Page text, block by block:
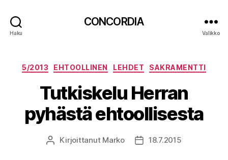
Haku
CONCORDIA
Valikko
Kategoriat
5/2013 EHTOOLLINEN LEHDET SAKRAMENTTI
Tutkiskelu Herran
pyhästä ehtoollisesta
Kirjoittaja
Kirjoittanut Marko Julkaisupäivämäärä
18.7.2015